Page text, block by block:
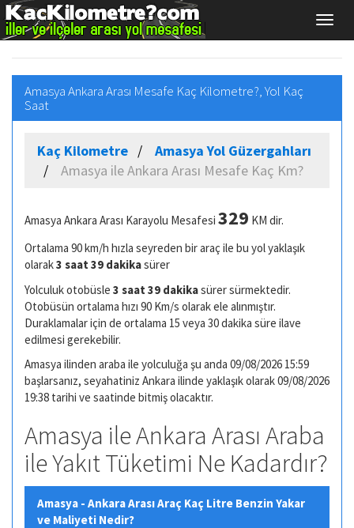
Amasya Ankara Arası Mesafe Kaç Kilometre?, Yol Kaç
Saat
Kaç Kilometre
Amasya Yol Güzergahları
Amasya ile Ankara Arası Mesafe Kaç Km?
Amasya Ankara Arası Karayolu Mesafesi 329 KM dir.
Ortalama 90 km/h hızla seyreden bir araç ile bu yol yaklaşık
olarak3 saat 39 dakikasürer
Yolculuk otobüsle 3 saat 39 dakikasürer sürmektedir.
Otobüsün ortalama hızı 90 Km/s olarak ele alınmıştır.
Duraklamalar için de ortalama 15 veya 30 dakika süre ilave
edilmesi gerekebilir.
Amasya ilinden araba ile yolculuğa şu anda 09/08/2026 15:59
başlarsanız, seyahatiniz Ankara ilinde yaklaşık olarak 09/08/2026
19:38 tarihi ve saatinde bitmiş olacaktır.
Amasya ile Ankara Arası Araba
ile Yakıt Tüketimi Ne Kadardır?
Amasya - Ankara Arası Araç Kaç Litre Benzin Yakar
ve Maliyeti Nedir?